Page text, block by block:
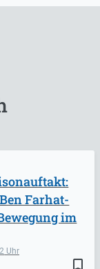
bookmark_border
Farhat-
im